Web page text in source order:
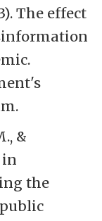
The effect
&
in
the